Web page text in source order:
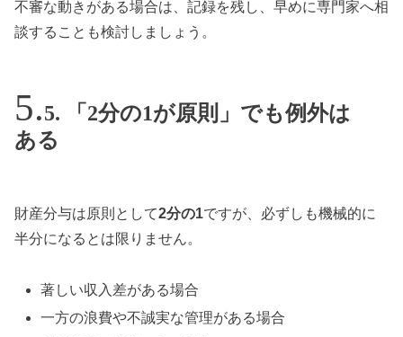
不審な動きがある場合は、記録を残し、早めに専門家へ相
談することも検討しましょう。
5. 「2分の1が原則」でも例外は
ある
財産分与は原則として2分の1ですが、必ずしも機械的に
半分になるとは限りません。
著しい収入差がある場合
一方の浪費や不誠実な管理がある場合